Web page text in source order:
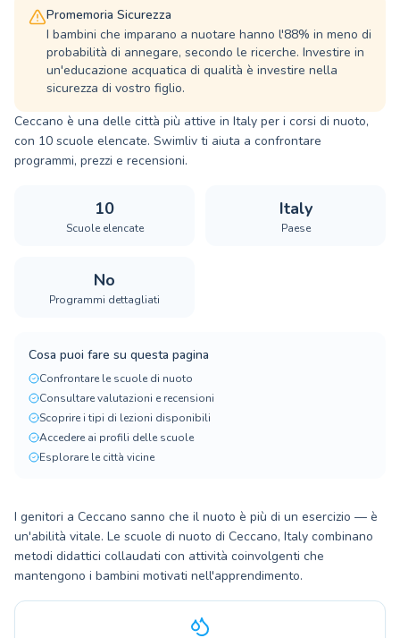
Promemoria Sicurezza
I bambini che imparano a nuotare hanno l'88% in meno di
probabilità di annegare, secondo le ricerche. Investire in
un'educazione acquatica di qualità è investire nella
sicurezza di vostro figlio.
Ceccano è una delle città più attive in Italy per i corsi di nuoto,
con 10 scuole elencate. Swimliv ti aiuta a confrontare
programmi, prezzi e recensioni.
10
Scuole elencate
Italy
Paese
No
Programmi dettagliati
Cosa puoi fare su questa pagina
Confrontare le scuole di nuoto
Consultare valutazioni e recensioni
Scoprire i tipi di lezioni disponibili
Accedere ai profili delle scuole
Esplorare le città vicine
I genitori a Ceccano sanno che il nuoto è più di un esercizio — è
un'abilità vitale. Le scuole di nuoto di Ceccano, Italy combinano
metodi didattici collaudati con attività coinvolgenti che
mantengono i bambini motivati nell'apprendimento.